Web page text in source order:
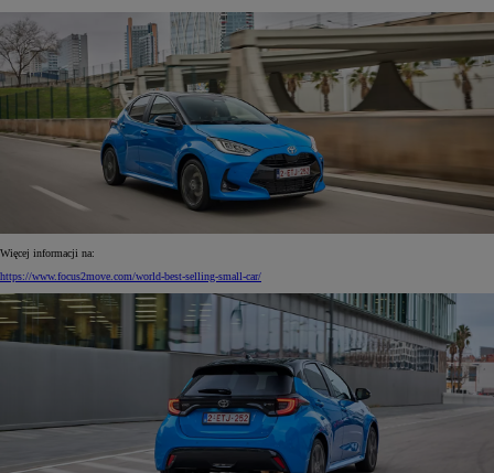
Więcej informacji na:
https://www.focus2move.com/world-best-selling-small-car/